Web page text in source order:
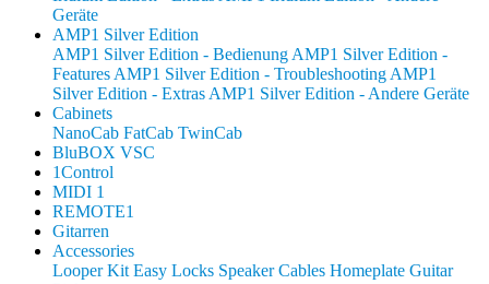
Geräte
AMP1 Silver Edition
AMP1 Silver Edition - Bedienung AMP1 Silver Edition -
Features AMP1 Silver Edition - Troubleshooting AMP1
Silver Edition - Extras AMP1 Silver Edition - Andere Geräte
Cabinets
NanoCab FatCab TwinCab
BluBOX VSC
1Control
MIDI 1
REMOTE1
Gitarren
Accessories
Looper Kit Easy Locks Speaker Cables Homeplate Guitar